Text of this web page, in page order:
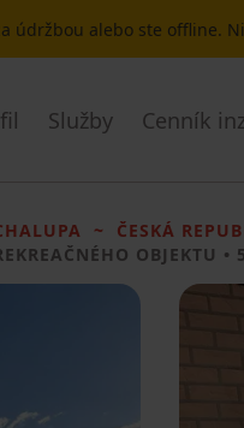
údržbou alebo ste offline.
Služby Cenník
ČESKÁ
OBJEKTU •